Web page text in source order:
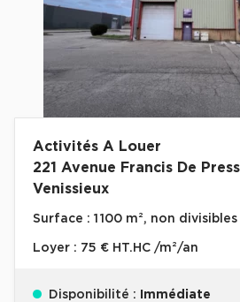
Activités A Louer
221 Avenue Francis De
Venissieux
Surface : 1 100 m², non divisibles
Loyer : 75 € HT.HC /m²/an
Disponibilité : Immédiate